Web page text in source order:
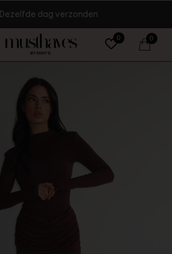
0 0
Dezelfde dag verzonden